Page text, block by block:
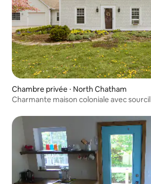
Chambre privée ⋅ North Chatham
Charmante maison coloniale avec sourcil North Chatham,